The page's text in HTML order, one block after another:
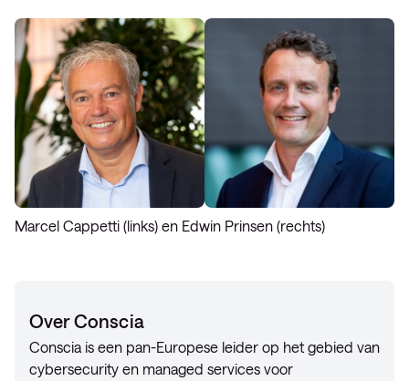
Marcel Cappetti (links) en Edwin Prinsen (rechts)
Over Conscia
Conscia is een pan-Europese leider op het gebied van
cybersecurity en managed services voor